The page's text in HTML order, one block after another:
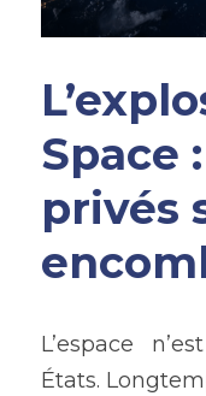
Space
privés
L’espace
États.